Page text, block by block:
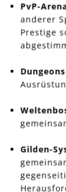
PvP-
anderer
Prestige
Gilden-